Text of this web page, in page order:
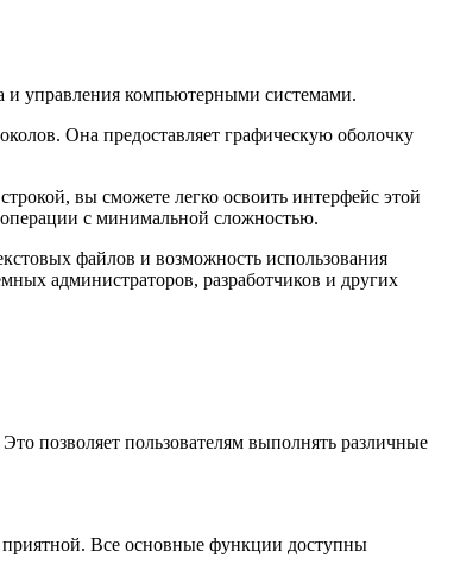
управления компьютерными системами.
Она предоставляет графическую оболочку
вы сможете легко освоить интерфейс этой
с минимальной сложностью.
файлов и возможность использования
администраторов, разработчиков и других
позволяет пользователям выполнять различные
Все основные функции доступны